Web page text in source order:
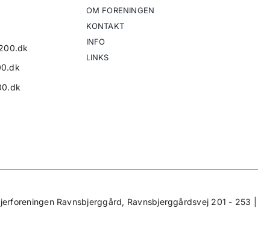
OM FORENINGEN
KONTAKT
INFO
LINKS
Ravnsbjerggård, Ravnsbjerggårdsvej 201 - 253 |